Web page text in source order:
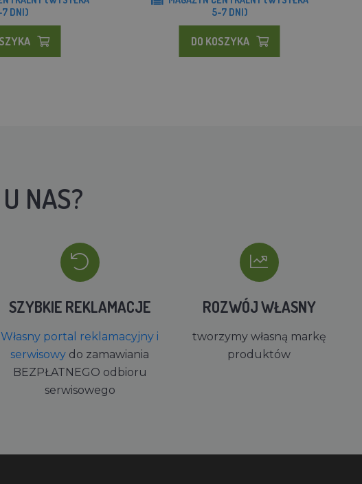
DNI)
5-7 DNI)
DO KOSZYKA
NAS?
SZYBKIE REKLAMACJE
Własny portal reklamacyjny i
serwisowy do zamawiania
BEZPŁATNEGO odbioru
serwisowego
ROZWÓJ WŁASNY
tworzymy własną markę
produktów